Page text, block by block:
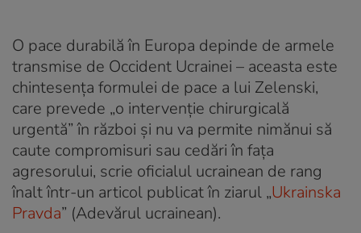
O pace durabilă în Europa depinde de armele
transmise de Occident Ucrainei – aceasta este
chintesența formulei de pace a lui Zelenski,
care prevede „o intervenție chirurgicală
urgentă” în război și nu va permite nimănui să
caute compromisuri sau cedări în fața
agresorului, scrie oficialul ucrainean de rang
înalt într-un articol publicat în ziarul „Ukrainska
Pravda” (Adevărul ucrainean).